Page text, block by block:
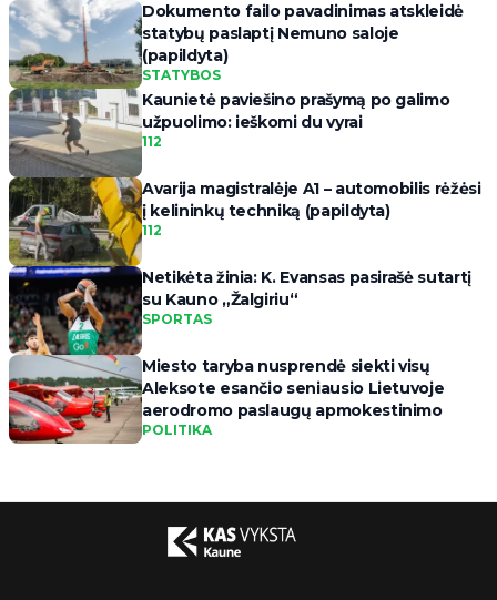
Dokumento failo pavadinimas atskleidė
statybų paslaptį Nemuno saloje
(papildyta)
STATYBOS
Kaunietė paviešino prašymą po galimo
užpuolimo: ieškomi du vyrai
112
Avarija magistralėje A1 – automobilis rėžėsi
į kelininkų techniką (papildyta)
112
Netikėta žinia: K. Evansas pasirašė sutartį
su Kauno „Žalgiriu“
SPORTAS
Miesto taryba nusprendė siekti visų
Aleksote esančio seniausio Lietuvoje
aerodromo paslaugų apmokestinimo
POLITIKA